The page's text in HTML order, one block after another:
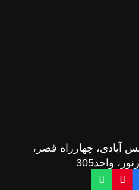
آبادی، چهارراه قصر،
واحد305